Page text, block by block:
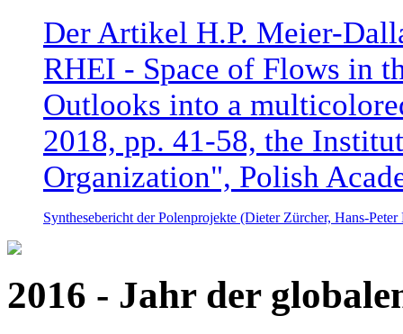
Der Artikel H.P. Meier-
RHEI - Space of Flows in
Outlooks into a
2018, pp. 41-58, the
Organization", Polish
Synthesebericht der Polenprojekte (Dieter Zürcher, Hans-
2016 - Jahr der